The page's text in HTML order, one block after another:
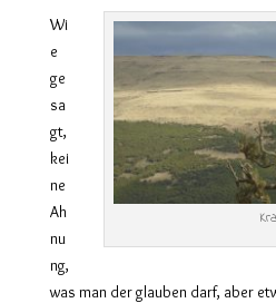
Wi
e
ge
sa
gt,
kei
ne
Ah
nu
ng,
was man der glauben darf, aber